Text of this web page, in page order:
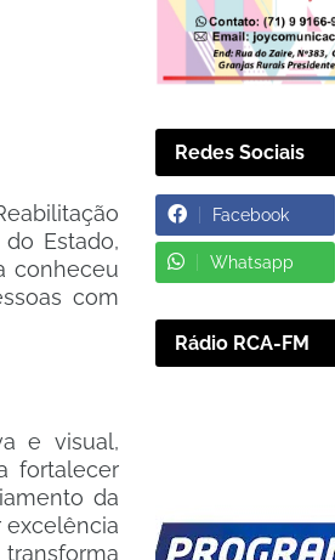
Estado,
conheceu
com
e visual,
fortalecer
da
excelência
Redes Sociais
Facebook
Whatsapp
Rádio RCA-FM